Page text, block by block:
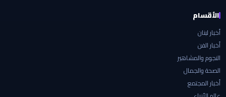
الأقسام
أخبار لبنان
أخبار الفن
النجوم والمشاهير
الصحة والجمال
أخبار المجتمع